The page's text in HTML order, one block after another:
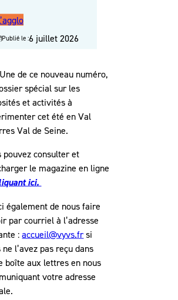
Publié le :6 juillet 2026
de ce nouveau numéro,
spécial sur les
et activités à
cet été en Val
Val de Seine.
pouvez consulter et
le magazine en ligne
ici.
également de nous faire
par courriel à l’adresse
:accueil@vyvs.frsi
ne l’avez pas reçu dans
boîte aux lettres en nous
votre adresse